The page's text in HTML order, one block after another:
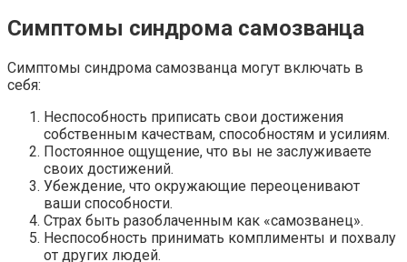
Симптомы синдрома самозванца
Симптомы синдрома самозванца могут включать в
себя:
Неспособность приписать свои достижения
собственным качествам, способностям и усилиям.
Постоянное ощущение, что вы не заслуживаете
своих достижений.
Убеждение, что окружающие переоценивают
ваши способности.
Страх быть разоблаченным как «самозванец».
Неспособность принимать комплименты и похвалу
от других людей.